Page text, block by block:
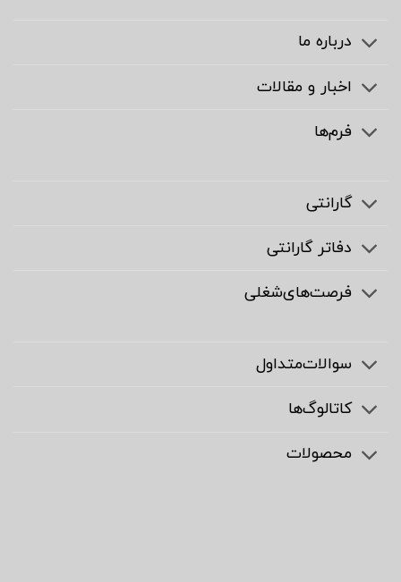
درباره ما
اخبار و مقالات
فرم‌ها
گارانتی
دفاتر گارانتی
فرصت‌های‌شغلی
سوالات‌متداول
کاتالوگ‌ها
محصولات